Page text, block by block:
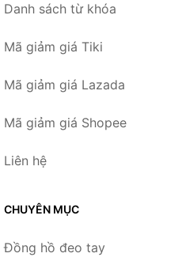
Danh sách từ khóa
Mã giảm giá Tiki
Mã giảm giá Lazada
Mã giảm giá Shopee
Liên hệ
CHUYÊN MỤC
Đồng hồ đeo tay